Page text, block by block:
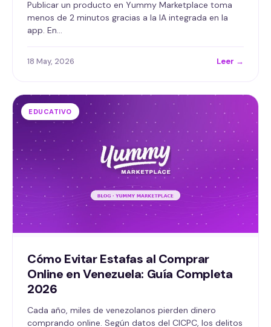
Publicar un producto en Yummy Marketplace toma
menos de 2 minutos gracias a la IA integrada en la
app. En…
18 May, 2026 Leer →
EDUCATIVO
Cómo Evitar Estafas al Comprar
Online en Venezuela: Guía Completa
2026
Cada año, miles de venezolanos pierden dinero
comprando online. Según datos del CICPC, los delitos